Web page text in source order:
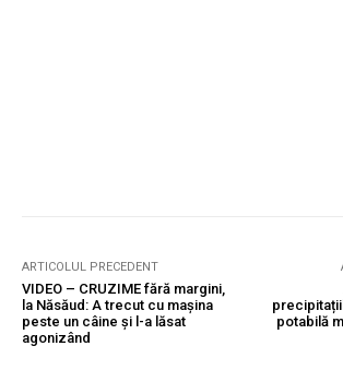
ARTICOLUL PRECEDENT
VIDEO – CRUZIME fără margini,
la Năsăud: A trecut cu mașina
peste un câine și l-a lăsat
agonizând
potabilă